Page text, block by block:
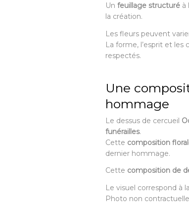
Un feuillage structuré à
la création.
Les fleurs peuvent
La forme, l’esprit et les
respectés.
Une
hommage
Le dessus de cercueil
funérailles.
Cette composition
dernier hommage.
Cette composition de
Le visuel correspond à
Photo non